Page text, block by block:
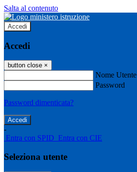
Salta al contenuto
Accedi
Accedi
button close ×
Nome Utente
Password
Password dimenticata?
-
Entra con SPID Entra con CIE
Seleziona utente